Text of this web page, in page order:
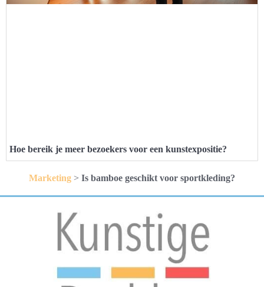
Hoe bereik je meer bezoekers voor een kunstexpositie?
Marketing > Is bamboe geschikt voor sportkleding?